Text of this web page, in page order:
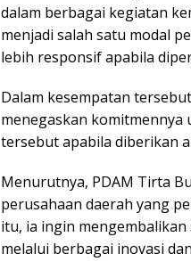
dalam berbagai kegiatan
menjadi salah satu modal
lebih responsif apabila
Dalam kesempatan
menegaskan komitmennya
tersebut apabila diberikan
Menurutnya, PDAM Tirta
perusahaan daerah yang
itu, ia ingin
melalui berbagai inovasi